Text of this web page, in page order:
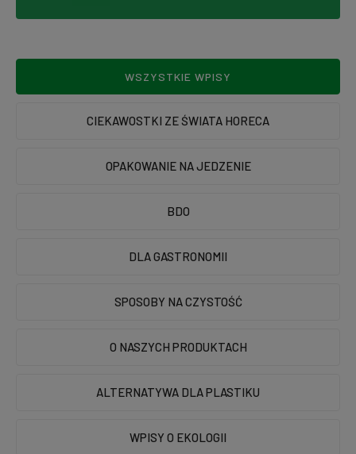
WSZYSTKIE WPISY
CIEKAWOSTKI ZE ŚWIATA HORECA
OPAKOWANIE NA JEDZENIE
BDO
DLA GASTRONOMII
SPOSOBY NA CZYSTOŚĆ
O NASZYCH PRODUKTACH
ALTERNATYWA DLA PLASTIKU
WPISY O EKOLOGII